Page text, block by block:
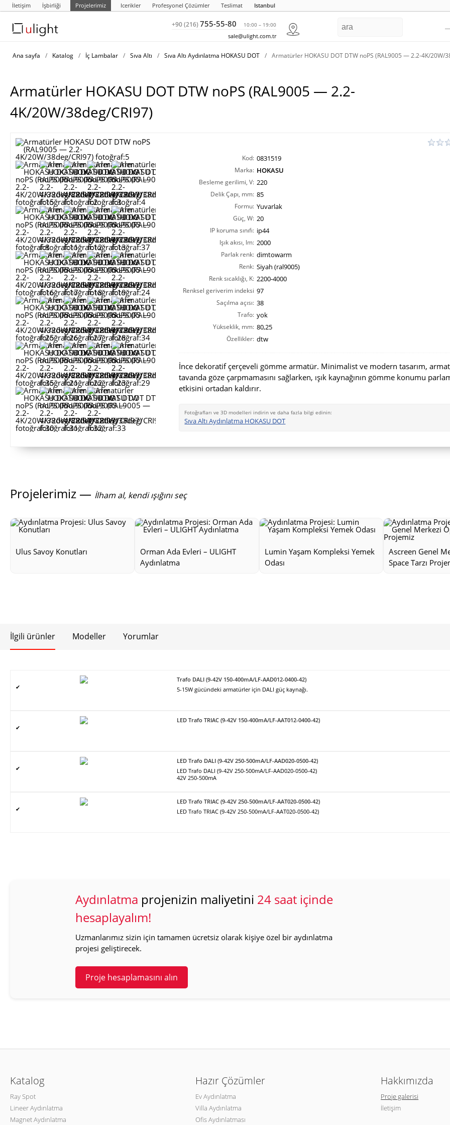
İletişim İşbirliği Projelerimiz Icerikler Profesyonel Çözümler Teslimat Istanbul
+90 (216)755-55-80 10:00 – 19:00
sale@ulight.com.tr
Ana sayfa / Katalog / İç Lambalar / Sıva Altı / Sıva Altı Aydınlatma HOKASU DOT / Armatürler HOKASU DOT DTW noPS (RAL9005 — 2.2-4K/20W/
Armatürler HOKASU DOT DTW noPS (RAL9005 — 2.2-
4K/20W/38deg/CRI97)
Kod: 0831519
Marka: HOKASU
Besleme gerilimi, V: 220
Delik Çapı, mm: 85
Formu: Yuvarlak
Güç, W: 20
IP koruma sınıfı: ip44
Işık akısı, lm: 2000
Parlak renk: dimtowarm
Renk: Siyah (ral9005)
Renk sıcaklığı, K: 2200-4000
Renksel geriverim indeksi
CRI(Ra):
97
Saçılma açısı: 38
Trafo: yok
Yükseklik, mm: 80,25
Özellikler: dtw
İnce dekoratif çerçeveli gömme armatür. Minimalist ve modern tasarım,
tavanda göze çarpmamasını sağlarken, ışık kaynağının gömme konumu
etkisini ortadan kaldırır.
Fotoğrafları ve 3D modelleri indirin ve daha fazla bilgi edinin:
Sıva Altı Aydınlatma HOKASU DOT
Projelerimiz — İlham al, kendi ışığını seç
Ulus Savoy Konutları
Orman Ada Evleri – ULIGHT
Aydınlatma
Lumin Yaşam Kompleksi Yemek
Odası
Ascreen Genel
Space Tarzı
İlgili ürünler Modeller Yorumlar
✔
Trafo DALI (9-42V 150-400mA/LF-AAD012-0400-42)
5-15W gücündeki armatürler için DALI güç kaynağı.
✔
LED Trafo TRIAC (9-42V 150-400mA/LF-AAT012-0400-42)
✔
LED Trafo DALI (9-42V 250-500mA/LF-AAD020-0500-42)
LED Trafo DALI (9-42V 250-500mA/LF-AAD020-0500-42)
42V 250-500mA
✔
LED Trafo TRIAC (9-42V 250-500mA/LF-AAT020-0500-42)
LED Trafo TRIAC (9-42V 250-500mA/LF-AAT020-0500-42)
Aydınlatma projenizin maliyetini 24 saat içinde
hesaplayalım!
Uzmanlarımız sizin için tamamen ücretsiz olarak kişiye özel bir aydınlatma
projesi geliştirecek.
Proje hesaplamasını alın
Katalog
Ray Spot
Lineer Aydınlatma
Magnet Aydınlatma
Hazır Çözümler
Ev Aydınlatma
Villa Aydınlatma
Ofis Aydınlatması
Hakkımızda
Proje galerisi
İletişim